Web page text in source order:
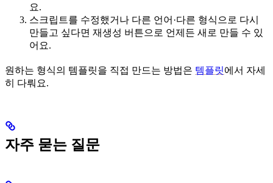
요.
스크립트를 수정했거나 다른 언어·다른 형식으로 다시
만들고 싶다면 재생성 버튼으로 언제든 새로 만들 수 있
어요.
원하는 형식의 템플릿을 직접 만드는 방법은 템플릿에서 자세
히 다뤄요.
자주 묻는 질문